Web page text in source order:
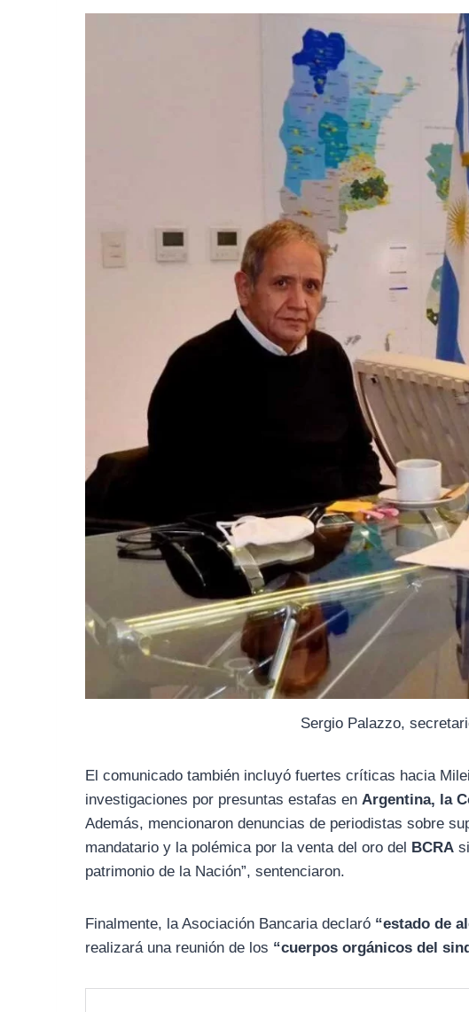
Sergio Palazzo,
El comunicado también incluyó fuertes críticas hacia
investigaciones por presuntas estafas en Argentina, la
Además, mencionaron denuncias de periodistas sobre
mandatario y la polémica por la venta del oro del BCRA
patrimonio de la Nación”, sentenciaron.
Finalmente, la Asociación Bancaria declaró “estado de
realizará una reunión de los “cuerpos orgánicos del